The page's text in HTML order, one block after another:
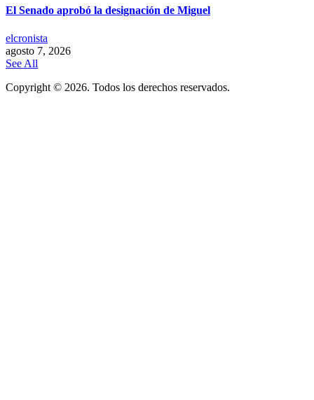
El Senado aprobó la designación de Miguel
elcronista
agosto 7, 2026
See All
Copyright © 2026. Todos los derechos reservados.